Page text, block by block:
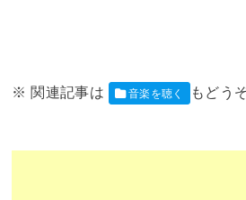
音楽を聴く